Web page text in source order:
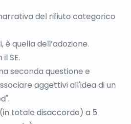
del rifiuto categorico
è quella dell’adozione.
SE.
seconda questione e
aggettivi all'idea di un
totale disaccordo) a 5